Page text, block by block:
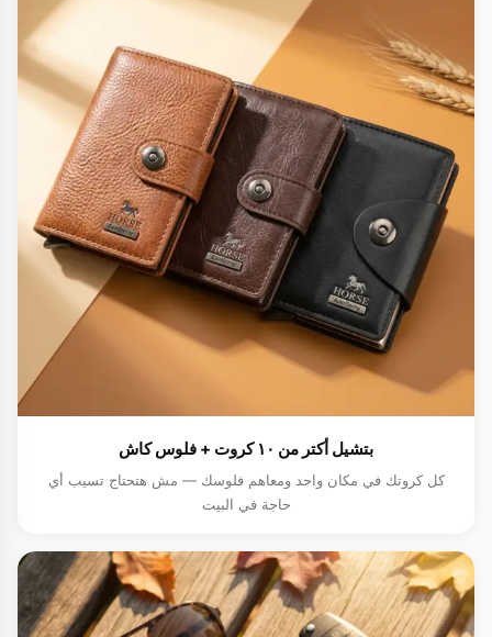
بتشيل أكتر من ١٠ كروت + فلوس كاش
كل كروتك في مكان واحد ومعاهم فلوسك — مش هتحتاج تسيب أي
حاجة في البيت